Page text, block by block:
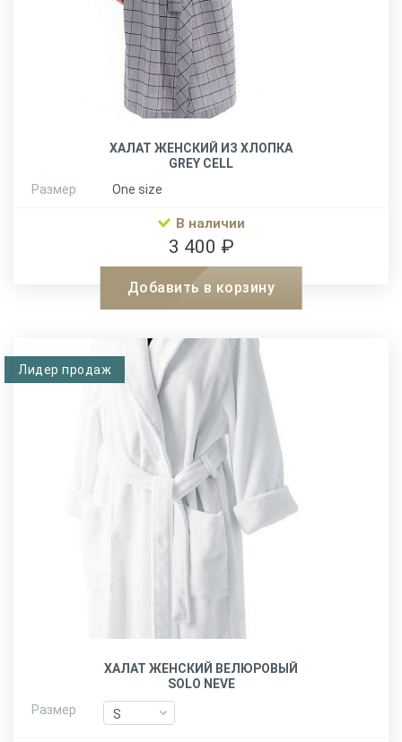
ХАЛАТ ЖЕНСКИЙ ИЗ ХЛОПКА
GREY CELL
Размер
One size
В наличии
3 400 ₽
Добавить в корзину
Лидер продаж
ХАЛАТ ЖЕНСКИЙ ВЕЛЮРОВЫЙ
SOLO NEVE
Размер
S
S